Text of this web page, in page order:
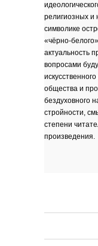
религиозных и
символике
«чёрно-
актуальность
вопросами
общества и
бездуховного
стройности,
степени
произведения.